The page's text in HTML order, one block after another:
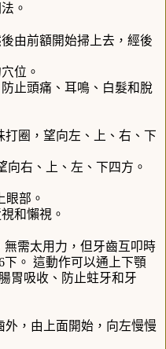
。
由前額開始掃上去，經後
位。
止頭痛、耳鳴、白髮和脫
圈，望向左、上、右、下
向右、上、左、下四方。
眼部。
和懶視。
無需太用力，但牙齒互叩時
下。 這動作可以通上下顎
胃吸收、防止蛀牙和牙
外，由上面開始，向左慢慢